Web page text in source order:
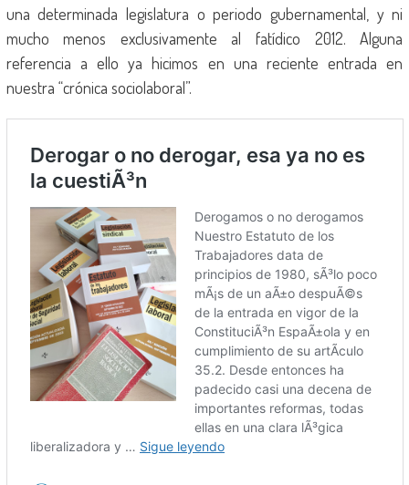
una determinada legislatura o periodo gubernamental, y ni
mucho menos exclusivamente al fatídico 2012. Alguna
referencia a ello ya hicimos en una reciente entrada en
nuestra “crónica sociolaboral”.